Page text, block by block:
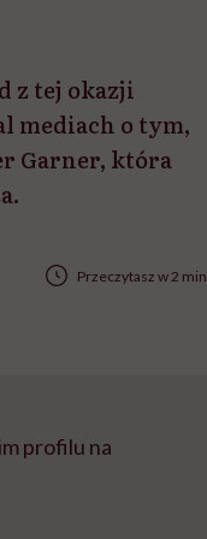
z tej okazji
mediach o tym,
Garner, która
Przeczytasz w 2 min
profilu na